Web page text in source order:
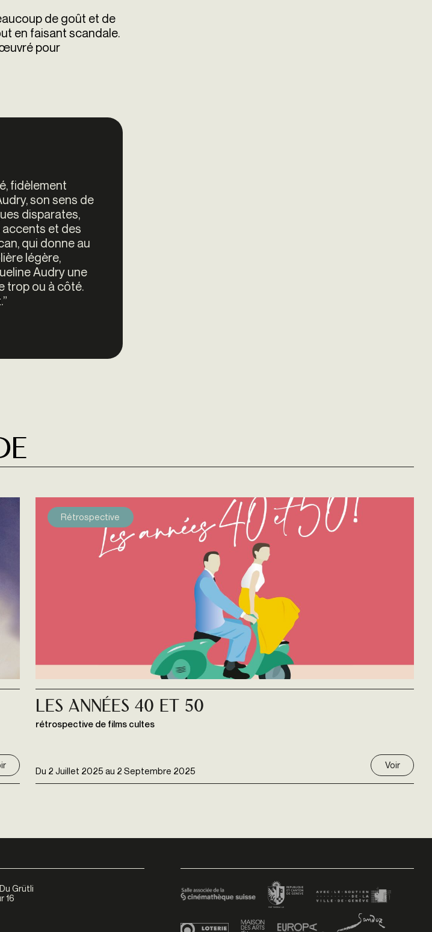
de goût et de
en faisant scandale.
pour
fidèlement
son sens de
disparates,
accents et des
qui donne au
légère,
Audry une
trop ou à côté.
Rétrospective
Du 2 Juillet 2025 au 2 Septembre 2025
Les Années 40 et 50
rétrospective de films cultes
Voir
Grütli
16